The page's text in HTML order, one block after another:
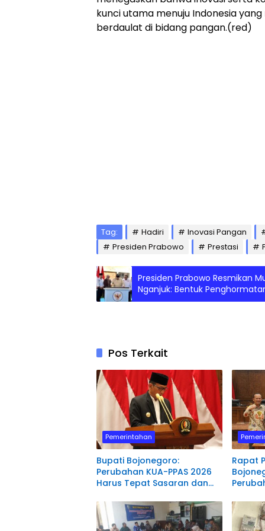
kunci utama menuju Indonesia
berdaulat di bidang pangan.(red)
Tag: Hadiri Inovasi Pangan
Presiden Prabowo
Prestasi
Presiden Prabowo Resmikan
Nganjuk: Bentuk
Buruh
Pos Terkait
Pemerintahan
Bupati Bojonegoro:
Perubahan KUA-PPAS 2026
Harus Tepat Sasaran dan
Masyarakat
Rapat
Triliun